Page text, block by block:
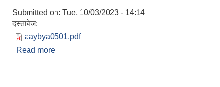
Submitted on: Tue, 10/03/2023 - 14:14
दस्तावेज:
aaybya0501.pdf
Read more